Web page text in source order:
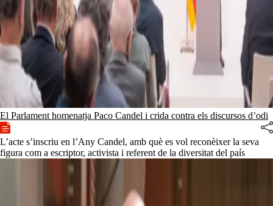
El Parlament homenatja Paco Candel i crida contra els discursos d’odi
L’acte s’inscriu en l’Any Candel, amb què es vol reconèixer la seva
figura com a escriptor, activista i referent de la diversitat del país